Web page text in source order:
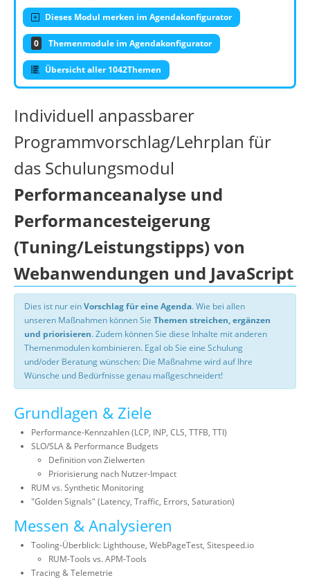
Dieses Modul merken im Agendakonfigurator
0 Themenmodule im Agendakonfigurator
Übersicht aller 1042Themen
Individuell anpassbarer
Programmvorschlag/Lehrplan für
das Schulungsmodul
Performanceanalyse und
Performancesteigerung
(Tuning/Leistungstipps) von
Webanwendungen und JavaScript
Dies ist nur einVorschlag für eine Agenda. Wie bei allen
unseren Maßnahmen können Sie Themen streichen, ergänzen
und priorisieren. Zudem können Sie diese Inhalte mit anderen
Themenmodulen kombinieren. Egal ob Sie eine Schulung
und/oder Beratung wünschen: Die Maßnahme wird auf Ihre
Wünsche und Bedürfnisse genau maßgeschneidert!
Grundlagen & Ziele
Performance-Kennzahlen (LCP, INP, CLS, TTFB, TTI)
SLO/SLA & Performance Budgets
Definition von Zielwerten
Priorisierung nach Nutzer-Impact
RUM vs. Synthetic Monitoring
"Golden Signals" (Latency, Traffic, Errors, Saturation)
Messen & Analysieren
Tooling-Überblick: Lighthouse, WebPageTest, Sitespeed.io
RUM-Tools vs. APM-Tools
Tracing & Telemetrie